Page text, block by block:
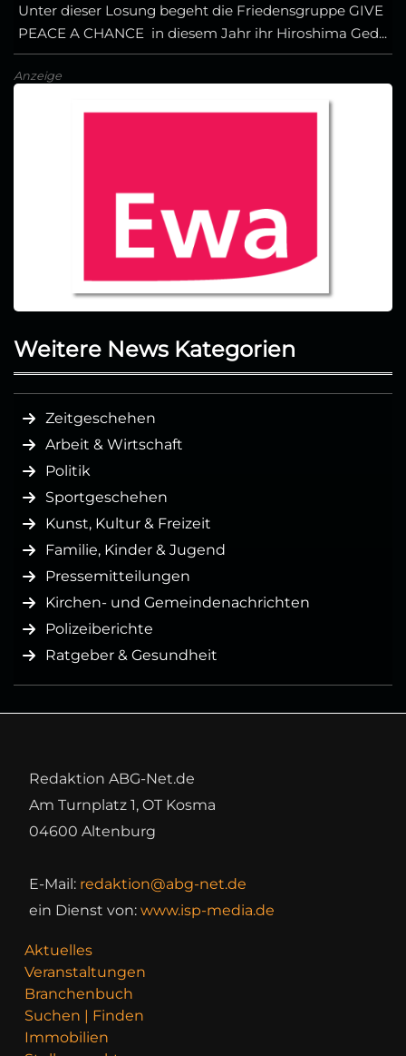
Unter dieser Losung begeht die Friedensgruppe GIVE
PEACE A CHANCE in diesem Jahr ihr Hiroshima Ged...
Anzeige
Weitere News Kategorien
Zeitgeschehen
Arbeit & Wirtschaft
Politik
Sportgeschehen
Kunst, Kultur & Freizeit
Familie, Kinder & Jugend
Pressemitteilungen
Kirchen- und Gemeindenachrichten
Polizeiberichte
Ratgeber & Gesundheit
Redaktion ABG-Net.de
Am Turnplatz 1, OT Kosma
04600 Altenburg
E-Mail: redaktion@abg-net.de
ein Dienst von: www.isp-media.de
Aktuelles
Veranstaltungen
Branchenbuch
Suchen | Finden
Immobilien